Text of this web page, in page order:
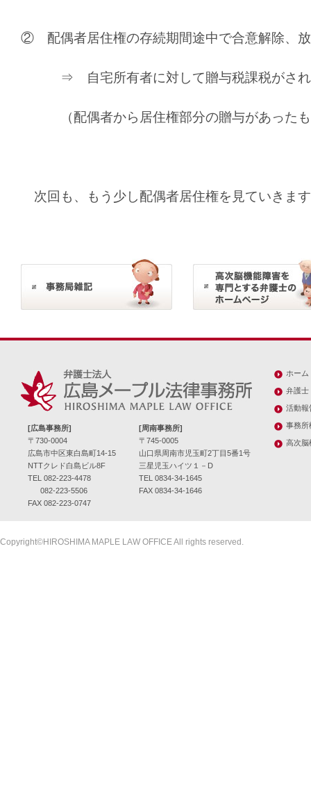
② 配偶者居住権の存続期間途中で合意解除、
⇒ 自宅所有者に対して贈与税課税がさ
（配偶者から居住権部分の贈与があったも
次回も、もう少し配偶者居住権を見ていきま
[広島事務所]
〒730-0004
広島市中区東白島町14-15
NTTクレド白島ビル8F
TEL 082-223-4478
082-223-5506
FAX 082-223-0747
[周南事務所]
〒745-0005
山口県周南市児玉町2丁目5番1号
三星児玉ハイツ１－D
TEL 0834-34-1645
FAX 0834-34-1646
ホーム
弁護士
活動報
事務所
高次脳
Copyright©HIROSHIMA MAPLE LAW OFFICE All rights reserved.